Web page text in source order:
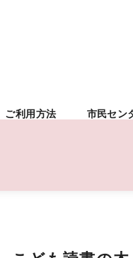
ご利用方法 市民セン